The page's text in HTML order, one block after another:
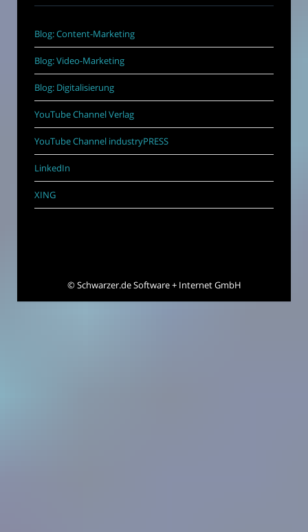
Blog: Content-Marketing
Blog: Video-Marketing
Blog: Digitalisierung
YouTube Channel Verlag
YouTube Channel industryPRESS
LinkedIn
XING
©Schwarzer.de Software + Internet GmbH